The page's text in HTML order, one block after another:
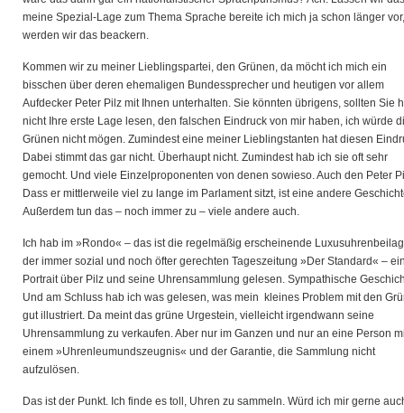
meine Spezial-Lage zum Thema Sprache bereite ich mich ja schon länger
werden wir das beackern.
Kommen wir zu meiner Lieblingspartei, den Grünen, da möcht ich mich ein
bisschen über deren ehemaligen Bundessprecher und heutigen vor allem
Aufdecker Peter Pilz mit Ihnen unterhalten. Sie könnten übrigens, sollten Sie
nicht Ihre erste Lage lesen, den falschen Eindruck von mir haben, ich würde
Grünen nicht mögen. Zumindest eine meiner Lieblingstanten hat diesen
Dabei stimmt das gar nicht. Überhaupt nicht. Zumindest hab ich sie oft sehr
gemocht. Und viele Einzelproponenten von denen sowieso. Auch den Peter
Dass er mittlerweile viel zu lange im Parlament sitzt, ist eine andere
Außerdem tun das – noch immer zu – viele andere auch.
Ich hab im »Rondo« – das ist die regelmäßig erscheinende
der immer sozial und noch öfter gerechten Tageszeitung »Der Standard« –
Portrait über Pilz und seine Uhrensammlung gelesen. Sympathische
Und am Schluss hab ich was gelesen, was mein kleines Problem mit den
gut illustriert. Da meint das grüne Urgestein, vielleicht irgendwann seine
Uhrensammlung zu verkaufen. Aber nur im Ganzen und nur an eine Person
einem »Uhrenleumundszeugnis« und der Garantie, die Sammlung nicht
aufzulösen.
Das ist der Punkt. Ich finde es toll, Uhren zu sammeln. Würd ich mir gerne